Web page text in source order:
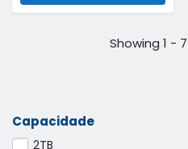
Showing 1 -
Capacidade
2TB